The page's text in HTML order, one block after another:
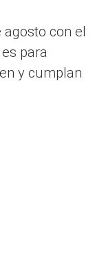
agosto con el
para
y cumplan